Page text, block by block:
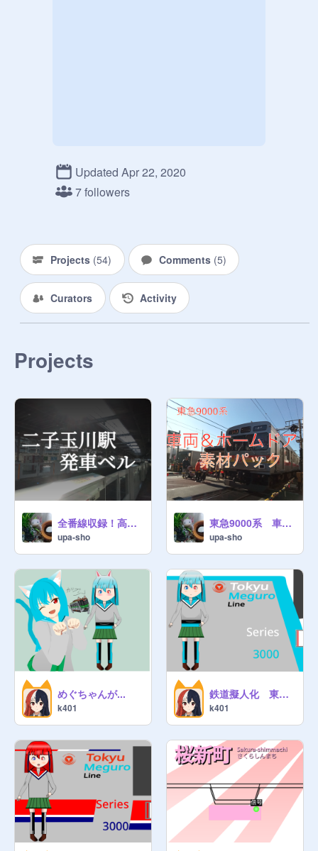
Updated Apr 22, 2020
7 followers
Projects (54) Comments (5)
Curators Activity
Projects
全番線収録！高音質！東急大井町線・田園都市線二子玉川駅発車ベル
upa-sho
東急9000系 車両＆ホームドア素材パック
upa-sho
めぐちゃんが...
k401
鉄道擬人化 東急3000系 新塗装
k401